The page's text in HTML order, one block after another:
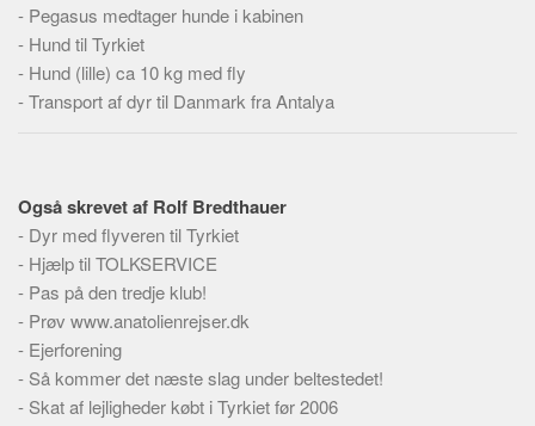
Skatter og afgifter
Statistik
Praktisk
Dokumenttyper
Emner
Skribenter
Personer
Steder
Kilder
- Pegasus medtager hunde i kabinen
- Hund til Tyrkiet
- Hund (lille) ca 10 kg med fly
-Transport af dyr til Danmark fra Antalya
Også skrevet af Rolf Bredthauer
- Dyr med flyveren til Tyrkiet
- Hjælp til TOLKSERVICE
- Pas på den tredje klub!
- Prøv www.anatolienrejser.dk
- Ejerforening
- Så kommer det næste slag under beltestedet!
- Skat af lejligheder købt i Tyrkiet før 2006